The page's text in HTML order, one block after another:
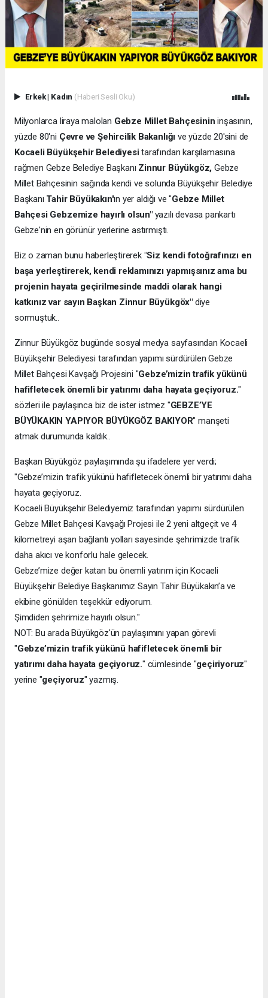
Erkek| Kadın (Haberi Sesli Oku)
Milyonlarca liraya malolan Gebze Millet Bahçesinin inşasının,
yüzde 80'ni Çevre ve Şehircilik Bakanlığı ve yüzde 20'sini de
Kocaeli Büyükşehir Belediyesitarafından karşılamasına
rağmen Gebze Belediye Başkanı Zinnur Büyükgöz, Gebze
Millet Bahçesinin sağında kendi ve solunda Büyükşehir Belediye
Başkanı Tahir Büyükakın'ın yer aldığı ve "Gebze Millet
Bahçesi Gebzemize hayırlı olsun"yazılı devasa pankartı
Gebze'nin en görünür yerlerine astırmıştı.
Biz o zaman bunu haberleştirerek "Siz kendi fotoğrafınızı en
başa yerleştirerek, kendi reklamınızı yapmışsınız ama bu
projenin hayata geçirilmesinde maddi olarak hangi
katkınız var sayın Başkan Zinnur Büyükgöx" diye
sormuştuk..
Zinnur Büyükgöz bugünde sosyal medya sayfasından Kocaeli
Büyükşehir Belediyesi tarafından yapımı sürdürülen Gebze
Millet Bahçesi Kavşağı Projesini "Gebze’mizin trafik yükünü
hafifletecek önemli bir yatırımı daha hayata geçiyoruz."
sözleri ile paylaşınca biz de ister istmez "GEBZE’YE
BÜYÜKAKIN YAPIYOR BÜYÜKGÖZ BAKIYOR" manşeti
atmak durumunda kaldık..
Başkan Büyükgöz paylaşımında şu ifadelere yer verdi;
"Gebze’mizin trafik yükünü hafifletecek önemli bir yatırımı daha
hayata geçiyoruz.
Kocaeli Büyükşehir Belediyemiz tarafından yapımı sürdürülen
Gebze Millet Bahçesi Kavşağı Projesi ile 2 yeni altgeçit ve 4
kilometreyi aşan bağlantı yolları sayesinde şehrimizde trafik
daha akıcı ve konforlu hale gelecek.
Gebze’mize değer katan bu önemli yatırım için Kocaeli
Büyükşehir Belediye Başkanımız Sayın Tahir Büyükakın’a ve
ekibine gönülden teşekkür ediyorum.
Şimdiden şehrimize hayırlı olsun."
NOT: Bu arada Büyükgöz'ün paylaşımını yapan görevli
"Gebze’mizin trafik yükünü hafifletecek önemli bir
yatırımı daha hayata geçiyoruz." cümlesinde "geçiriyoruz"
yerine "geçiyoruz" yazmış.